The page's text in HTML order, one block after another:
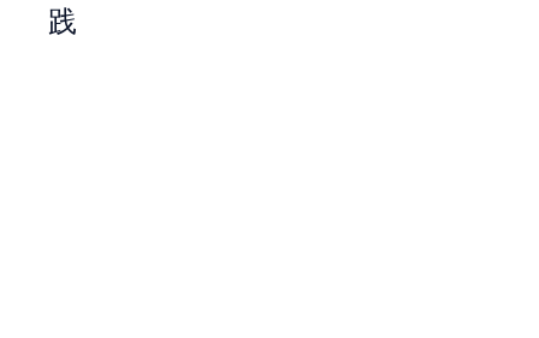
践